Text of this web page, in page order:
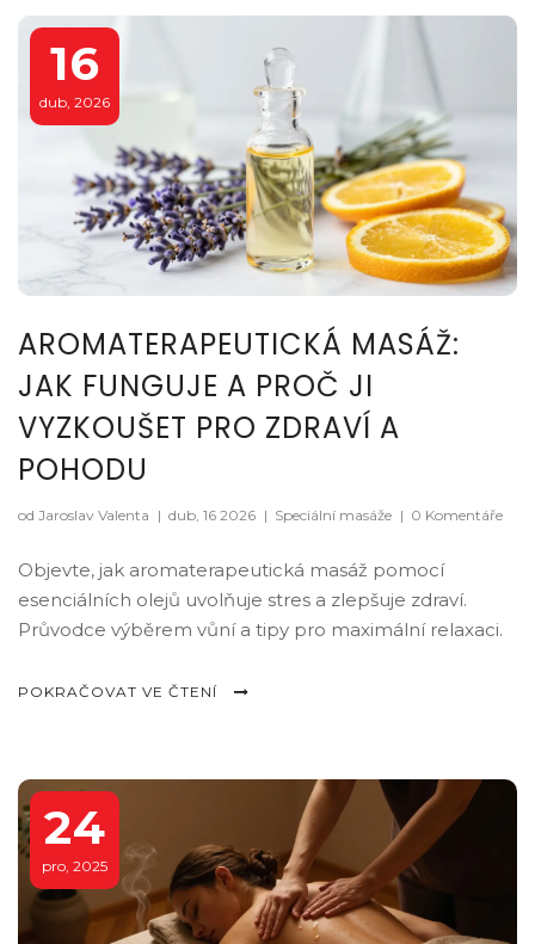
16
dub, 2026
AROMATERAPEUTICKÁ MASÁŽ:
JAK FUNGUJE A PROČ JI
VYZKOUŠET PRO ZDRAVÍ A
POHODU
od Jaroslav Valenta | dub, 16 2026 | Speciální masáže | 0 Komentáře
Objevte, jak aromaterapeutická masáž pomocí
esenciálních olejů uvolňuje stres a zlepšuje zdraví.
Průvodce výběrem vůní a tipy pro maximální relaxaci.
POKRAČOVAT VE ČTENÍ
24
pro, 2025